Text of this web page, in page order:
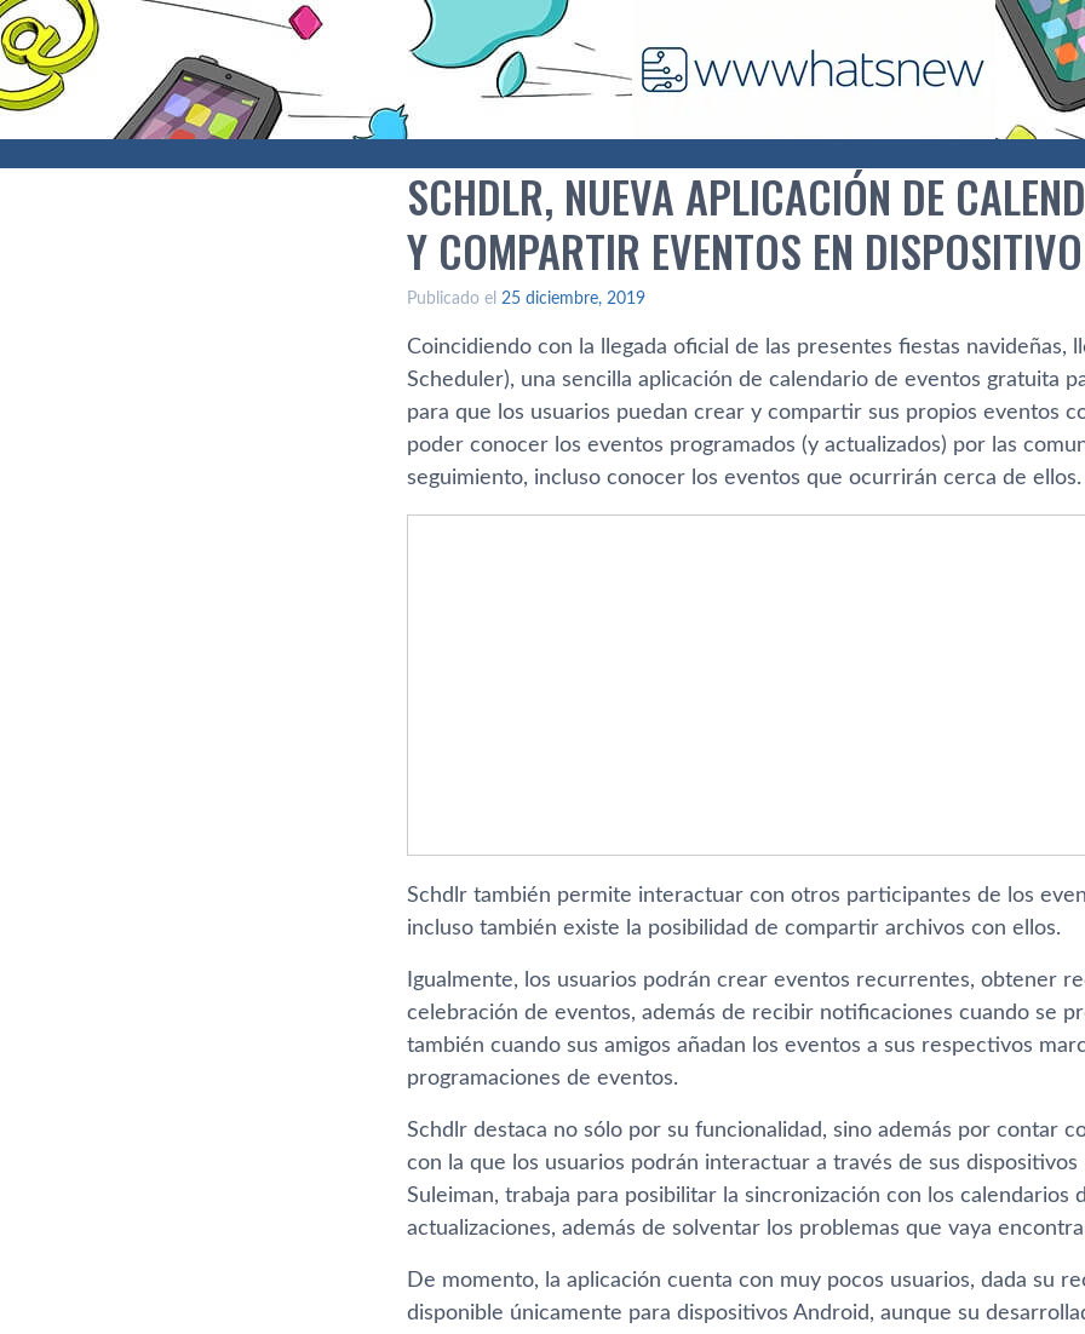
SCHDLR, NUEVA APLICACIÓN DE
Y COMPARTIR EVENTOS EN
Publicado el 25 diciembre, 2019
Coincidiendo con la llegada oficial de las presentes fiestas navideñas,
Scheduler), una sencilla aplicación de calendario de eventos gratuita
para que los usuarios puedan crear y compartir sus propios eventos
poder conocer los eventos programados (y actualizados) por las
seguimiento, incluso conocer los eventos que ocurrirán cerca de ellos.
Schdlr también permite interactuar con otros participantes de los
incluso también existe la posibilidad de compartir archivos con ellos.
Igualmente, los usuarios podrán crear eventos recurrentes, obtener
celebración de eventos, además de recibir notificaciones cuando se
también cuando sus amigos añadan los eventos a sus respectivos
programaciones de eventos.
Schdlr destaca no sólo por su funcionalidad, sino además por contar
con la que los usuarios podrán interactuar a través de sus
Suleiman, trabaja para posibilitar la sincronización con los calendarios
actualizaciones, además de solventar los problemas que vaya
De momento, la aplicación cuenta con muy pocos usuarios, dada su
disponible únicamente para dispositivos Android, aunque su